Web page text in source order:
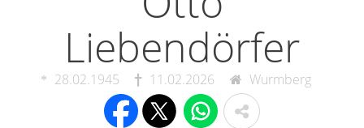
Liebendörfer
28.02.1945 11.02.2026 Wurmberg